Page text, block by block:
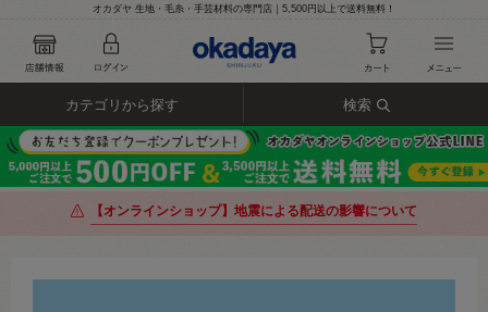
オカダヤ 生地・毛糸・手芸材料の専門店｜5,500円以上で送料無料！
カテゴリから探す 検索
【オンラインショップ】地震による配送の影響について